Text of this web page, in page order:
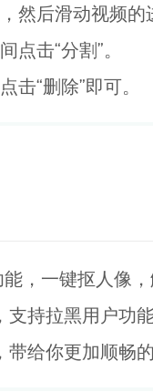
然后滑动视频的
点击“分割”。
击“删除”即可。
能，一键抠人像
支持拉黑用户功
带给你更加顺畅